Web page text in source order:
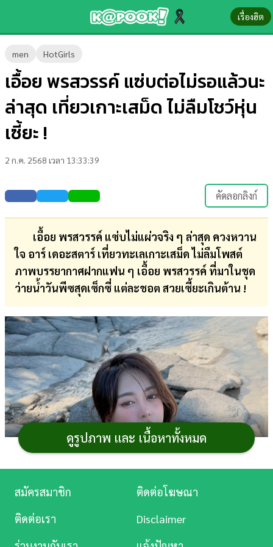
เรื่องฮิต
men HotGirls
เอื้อย พรสวรรค์ แซ่บต่อไม่รอแล้วนะ
ล่าสุด เที่ยวเกาะเสม็ด ไม่ลืมโชว์หุ่น
เซี้ยะ !
2 ก.ค. 2568 เวลา 13:33:39
คัดลอกลิงก์
เอื้อย พรสวรรค์ แซ่บไม่แผ่วจริง ๆ ล่าสุด ควงหวาน
ใจ อาร์ เดอะสตาร์ เที่ยวทะเลเกาะเสม็ด ไม่ลืมโพสต์
ภาพบรรยากาศฝากแฟน ๆ เอื้อย พรสวรรค์ ที่มาในชุด
ว่ายน้ำวันพีซสุดเซ็กซี่ แต่ละชอต สวยเซี้ยะเกินต้าน !
ดูรูปภาพ และ เนื้อหาทั้งหมด
ข่าว-
ความ
รู้
ข่าว
บันเทิง
ตรวจ
หวย
บอล
สด
การ
การ
ศึกษา
บันเทิง
ดู
หนัง
สมัครสมาชิก
ติดต่อโฆษณา
ติดต่อเรา
Disclaimer